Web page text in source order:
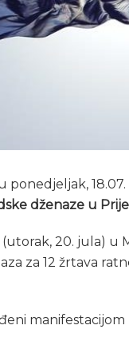
ponedjeljak,
dženaze u
20. jula) u
za 12 žrtava